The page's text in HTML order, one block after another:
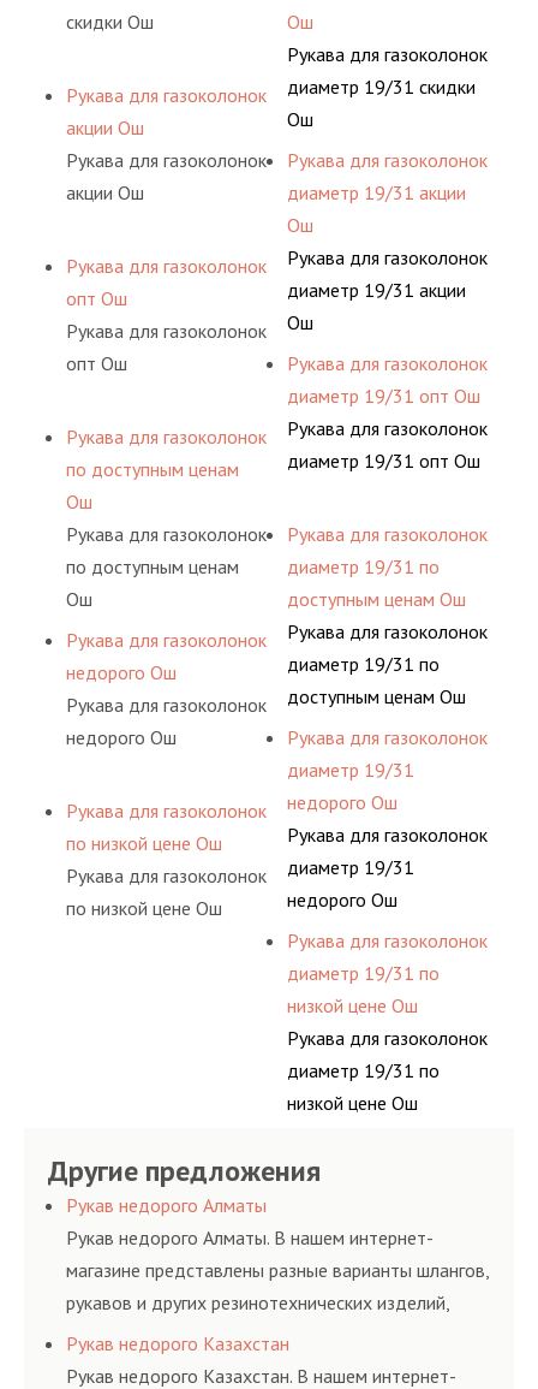
скидки Ош
Рукава для газоколонок
акции Ош
Рукава для газоколонок
акции Ош
Рукава для газоколонок
опт Ош
Рукава для газоколонок
опт Ош
Рукава для газоколонок
по доступным ценам
Ош
Рукава для газоколонок
по доступным ценам
Ош
Рукава для газоколонок
недорого Ош
Рукава для газоколонок
недорого Ош
Рукава для газоколонок
по низкой цене Ош
Рукава для газоколонок
по низкой цене Ош
Ош
Рукава для газоколонок
диаметр 19/31 скидки
Ош
Рукава для газоколонок
диаметр 19/31 акции
Ош
Рукава для газоколонок
диаметр 19/31 акции
Ош
Рукава для газоколонок
диаметр 19/31 опт Ош
Рукава для газоколонок
диаметр 19/31 опт Ош
Рукава для газоколонок
диаметр 19/31 по
доступным ценам Ош
Рукава для газоколонок
диаметр 19/31 по
доступным ценам Ош
Рукава для газоколонок
диаметр 19/31
недорого Ош
Рукава для газоколонок
диаметр 19/31
недорого Ош
Рукава для газоколонок
диаметр 19/31 по
низкой цене Ош
Рукава для газоколонок
диаметр 19/31 по
низкой цене Ош
Другие предложения
Рукав недорого Алматы
Рукав недорого Алматы. В нашем интернет-
магазине представлены разные варианты шлангов,
рукавов и других резинотехнических изделий,
соответствующих ГОСТам, техническим условиям
и нормативам.
Рукав недорого Казахстан
Рукав недорого Казахстан. В нашем интернет-